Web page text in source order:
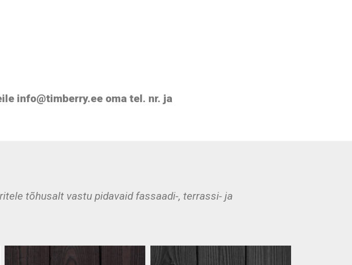
info@timberry.ee oma tel. nr. ja
tõhusalt vastu pidavaid fassaadi-, terrassi- ja